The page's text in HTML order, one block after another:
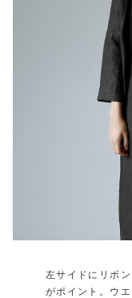
左サイドにリボ
がポイント。ウ